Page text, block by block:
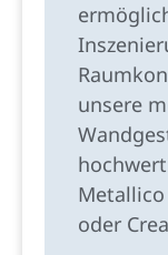
unsere
Metallico
oder